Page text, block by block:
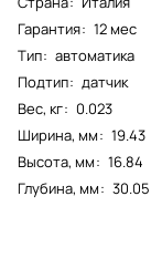
Гарантия: 12 мес
Тип: автоматика
Подтип: датчик
Вес, кг: 0.023
Ширина, мм: 19.43
Высота, мм: 16.84
Глубина, мм: 30.05